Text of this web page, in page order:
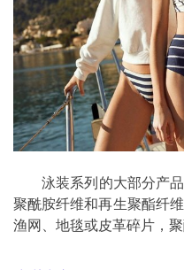
泳装系列的大部分产品
聚酰胺纤维和再生聚酯纤
渔网、地毯或皮革碎片，